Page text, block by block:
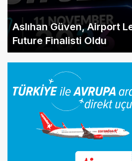
Aslıhan Güven, Airport
Future Finalisti Oldu